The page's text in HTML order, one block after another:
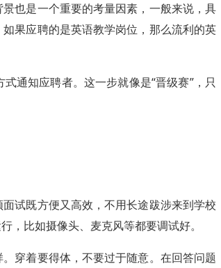
也是一个重要的考量因素，一般来说，具
果应聘的是英语教学岗位，那么流利的英
通知应聘者。这一步就像是“晋级赛”，只
试既方便又高效，不用长途跋涉来到学校
，比如摄像头、麦克风等都要调试好。
穿着要得体，不要过于随意。在回答问题